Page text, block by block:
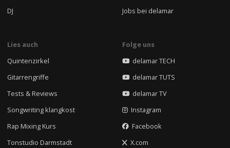
DJ
Jobs bei delamar
Lies auch
Quintenzirkel
Gitarrengriffe
Tests & Reviews
Songwriting klangkost
Rap Mixing Kurs
Tonstudio Darmstadt
Folge uns
delamar TECH
delamar TUTS
delamar TV
Instagram
Facebook
X.com